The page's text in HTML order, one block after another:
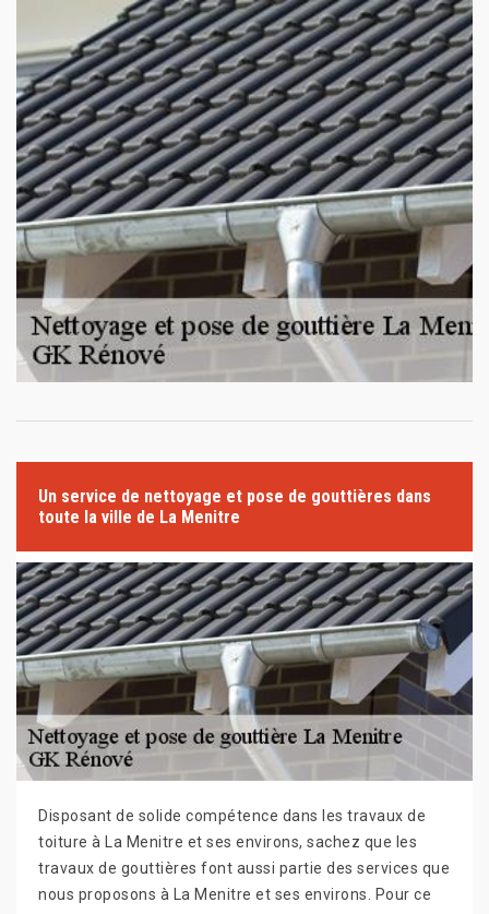
Un service de nettoyage et pose de gouttières dans
toute la ville de La Menitre
Disposant de solide compétence dans les travaux de
toiture à La Menitre et ses environs, sachez que les
travaux de gouttières font aussi partie des services que
nous proposons à La Menitre et ses environs. Pour ce